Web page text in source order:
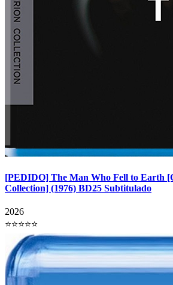
[PEDIDO] The Man Who Fell to Earth
Collection] (1976) BD25 Subtitulado
2026
⭐⭐⭐⭐⭐